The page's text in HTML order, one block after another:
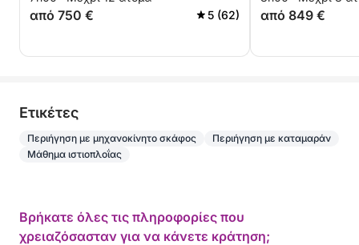
προτάσεις γάμου... ελάτε να
καταμαράν μας για ένα μάθημα
από 750 € 5 (62) από 849 €
Eτικέτες
Περιήγηση με μηχανοκίνητο σκάφος
Περιήγηση με καταμαράν
Μάθημα ιστιοπλοΐας
Βρήκατε όλες τις πληροφορίες που
χρειαζόσασταν για να κάνετε κράτηση;